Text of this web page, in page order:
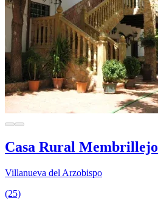
Casa Rural Membrillejo
Villanueva del Arzobispo
(25)